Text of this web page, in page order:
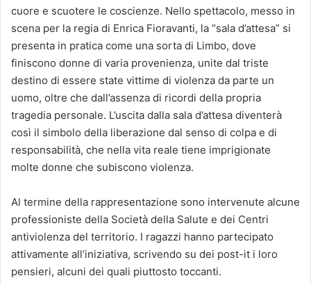
cuore e scuotere le coscienze. Nello spettacolo, messo in
scena per la regia di Enrica Fioravanti, la “sala d’attesa” si
presenta in pratica come una sorta di Limbo, dove
finiscono donne di varia provenienza, unite dal triste
destino di essere state vittime di violenza da parte un
uomo, oltre che dall’assenza di ricordi della propria
tragedia personale. L’uscita dalla sala d’attesa diventerà
così il simbolo della liberazione dal senso di colpa e di
responsabilità, che nella vita reale tiene imprigionate
molte donne che subiscono violenza.
Al termine della rappresentazione sono intervenute alcune
professioniste della Società della Salute e dei Centri
antiviolenza del territorio. I ragazzi hanno partecipato
attivamente all’iniziativa, scrivendo su dei post-it i loro
pensieri, alcuni dei quali piuttosto toccanti.